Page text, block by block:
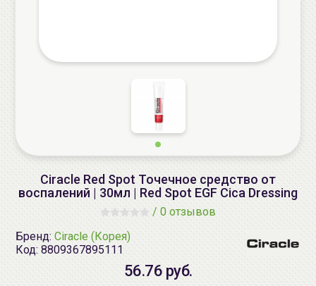
Ciracle Red Spot Точечное средство от
воспалений | 30мл | Red Spot EGF Cica Dressing
/ 0 отзывов
Бренд: Ciracle (Корея)
Код: 8809367895111
56.76 руб.